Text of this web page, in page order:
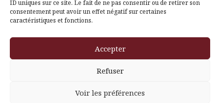
ID uniques sur ce site. Le fait de ne pas consentir ou de retirer son
consentement peut avoir un effet négatif sur certaines
caractéristiques et fonctions.
Accepter
Refuser
Voir les préférences
Themeisle